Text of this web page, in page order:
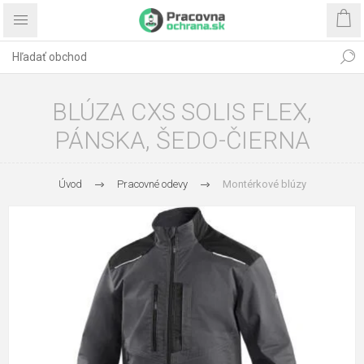
BLÚZA CXS SOLIS FLEX,
PÁNSKA, ŠEDO-ČIERNA
Úvod Pracovné odevy Montérkové blúzy